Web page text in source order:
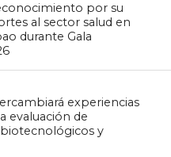
por su
al sector salud en
durante Gala
experiencias
evaluación de
y